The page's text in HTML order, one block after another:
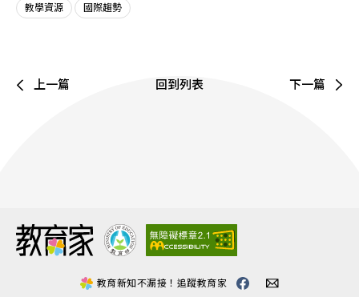
教學資源 國際趨勢
上一篇 回到列表 下一篇
教育新知不漏接！追蹤教育家